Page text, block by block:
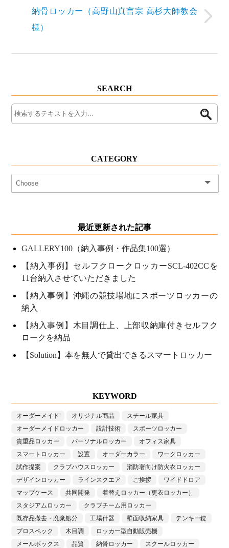
納骨ロッカー（高野山真言宗 高杉大師教会
様）
SEARCH
CATEGORY
最近更新された記事
GALLERY100（納入事例・作品集100選）
【納入事例】セルフクロークロッカーSCL-402CCを
11台納入させていただきました
【納入事例】沖縄の競技場地にスポーツロッカーの
納入
【納入事例】木目調仕上、上部収納庫付きセルフク
ロークを納品
【Solution】本を無人で貸出できるスマートロッカー
KEYWORD
オーダーメイド オリジナル商品
スチール家具
オーダーメイドロッカー
設計技術
スポーツロッカー
貴重品ロッカー
パーソナルロッカー
オフィス家具
スマートロッカー
設置 オーダーカラー
ワークロッカー
試作提案
クラブハウスロッカー
消防署向け防火衣ロッカー
デザインロッカー
ラインスクエア ご挨拶
ワイドドロア
マップケース
共同開発
着替えロッカー（更衣ロッカー）
スタジアムロッカー
クラブチーム用ロッカー
既存品撤去・廃棄処分
工場什器 壁面収納家具
テンキー錠
プロスペック
木目調
ロッカー型自動販売機
メールボックス
品質 納骨ロッカー スクールロッカー